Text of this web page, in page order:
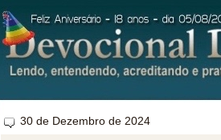
30 de Dezembro de 2024